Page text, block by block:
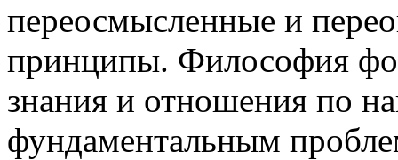
переосмысленные и
принципы. Философия
знания и отношения по
фундаментальным